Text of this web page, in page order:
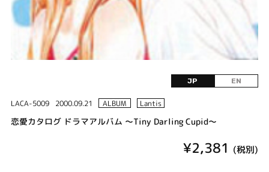
JP EN
LACA-5009 2000.09.21 ALBUM Lantis
恋愛カタログ ドラマアルバム ～Tiny Darling Cupid～
¥2,381 (税別)